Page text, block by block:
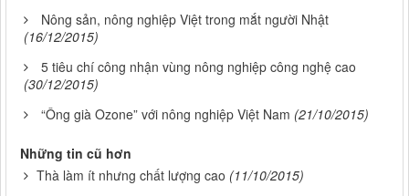
Nông sản, nông nghiệp Việt trong mắt người Nhật
(16/12/2015)
5 tiêu chí công nhận vùng nông nghiệp công nghệ cao
(30/12/2015)
“Ông già Ozone” với nông nghiệp Việt Nam (21/10/2015)
Những tin cũ hơn
Thà làm ít nhưng chất lượng cao (11/10/2015)